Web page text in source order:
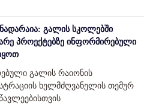
გალის სკოლებში
პროექტებზე ინფორმირებული
გალის რაიონის
ხელმძღვანელის თემურ